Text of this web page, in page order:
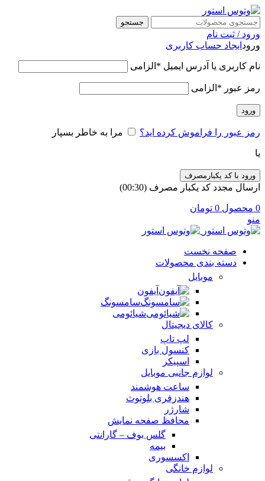
جستجو
ورود / ثبت نام
ورود ایجاد حساب کاربری
نام کاربری یا آدرس ایمیل * الزامی
رمز عبور * الزامی
ورود
رمز عبور را فراموش کرده اید؟ مرا به خاطر بسپار
یا
ورود با کد یکبارمصرف
ارسال مجدد کد یکبار مصرف (00:
30
)
0 محصول 0 تومان
منو
صفحه نخست
دسته بندی محصولات
موبایل
آیفون
سامسونگ
شیائومی
کالای دیجیتال
لپ تاپ
کنسول بازی
اسپیکر
لوازم جانبی موبایل
ساعت هوشمند
هندزفری بلوتوث
شارژر
محافظ صفحه نمایش
گلس بوف – گارانتی
بیمه
اکسسوری
لوازم خانگی